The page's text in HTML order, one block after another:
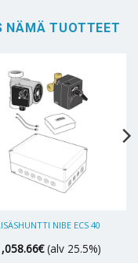
NÄMÄ TUOTTEET
NIBE ECS 40
€ (alv 25.5%)